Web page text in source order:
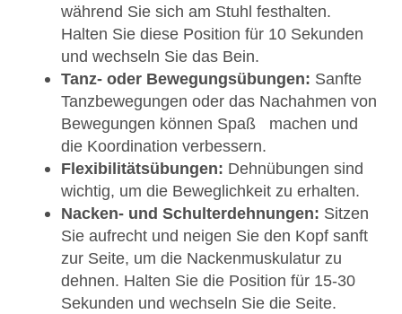
während Sie sich am Stuhl festhalten.
Halten Sie diese Position für 10 Sekunden
und wechseln Sie das Bein.
Tanz- oder Bewegungsübungen: Sanfte
Tanzbewegungen oder das Nachahmen von
Bewegungen können Spaß machen und
die Koordination verbessern.
Flexibilitätsübungen: Dehnübungen sind
wichtig, um die Beweglichkeit zu erhalten.
Nacken- und Schulterdehnungen: Sitzen
Sie aufrecht und neigen Sie den Kopf sanft
zur Seite, um die Nackenmuskulatur zu
dehnen. Halten Sie die Position für 15-30
Sekunden und wechseln Sie die Seite.